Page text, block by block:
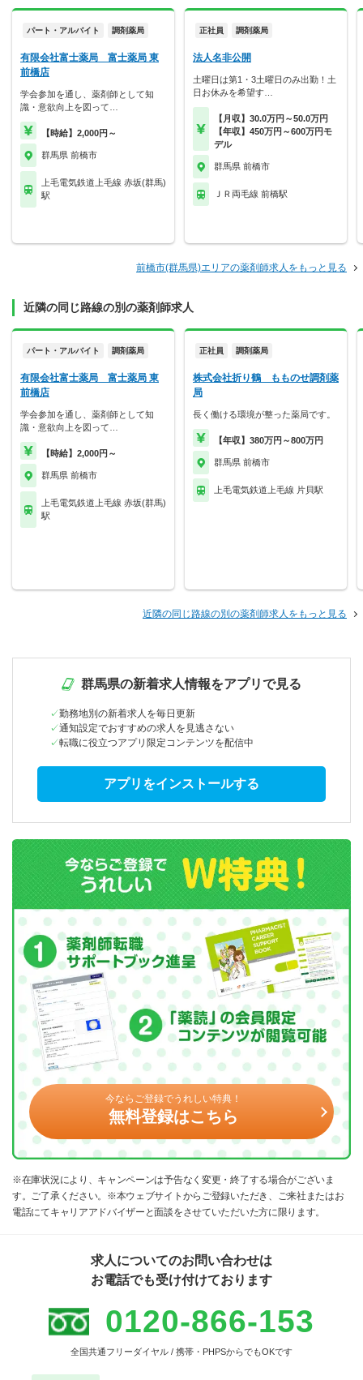
パート・アルバイト 調剤薬局
有限会社富士薬局 富士薬局 東
前橋店
学会参加を通し、薬剤師として知
識・意欲向上を図って…
【時給】2,000円～
群馬県 前橋市
上毛電気鉄道上毛線 赤坂(群馬)
駅
正社員 調剤薬局
法人名非公開
土曜日は第1・3土曜日のみ出勤！土
日お休みを希望す…
【月収】30.0万円～50.0万円
【年収】450万円～600万円モ
デル
群馬県 前橋市
ＪＲ両毛線 前橋駅
前橋市(群馬県)エリアの薬剤師求人をもっと見る
近隣の同じ路線の別の薬剤師求人
パート・アルバイト 調剤薬局
有限会社富士薬局 富士薬局 東
前橋店
学会参加を通し、薬剤師として知
識・意欲向上を図って…
【時給】2,000円～
群馬県 前橋市
上毛電気鉄道上毛線 赤坂(群馬)
駅
正社員 調剤薬局
株式会社折り鶴 もものせ調剤薬
局
長く働ける環境が整った薬局です。
【年収】380万円～800万円
群馬県 前橋市
上毛電気鉄道上毛線 片貝駅
近隣の同じ路線の別の薬剤師求人をもっと見る
群馬県の新着求人情報をアプリで見る
勤務地別の新着求人を毎日更新
通知設定でおすすめの求人を見逃さない
転職に役立つアプリ限定コンテンツを配信中
アプリをインストールする
今ならご登録でうれしい特典！
無料登録はこちら
※在庫状況により、キャンペーンは予告なく変更・終了する場合がございま
す。ご了承ください。※本ウェブサイトからご登録いただき、ご来社またはお
電話にてキャリアアドバイザーと面談をさせていただいた方に限ります。
求人についてのお問い合わせは
お電話でも受け付けております
0120-866-153
全国共通フリーダイヤル / 携帯・PHPSからでもOKです